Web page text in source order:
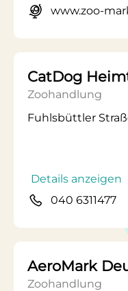
www.zoo-
CatDog
Zoohandlung
Fuhlsbüttler
Details anzeigen
040 6311477
AeroMark
Zoohandlung